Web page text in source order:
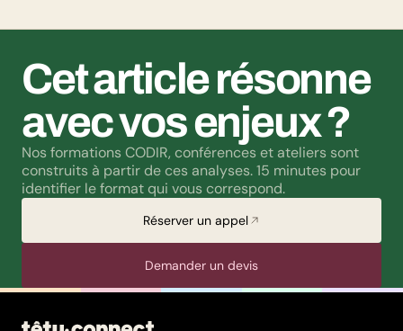
Cet article résonne
avec vos enjeux ?
Nos formations CODIR, conférences et ateliers sont
construits à partir de ces analyses. 15 minutes pour
identifier le format qui vous correspond.
Réserver un appel
Demander un devis